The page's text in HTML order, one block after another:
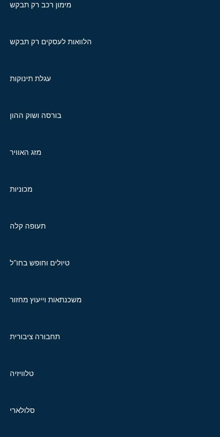
מימון רכב רק תבקש
הלוואות לעסקים רק תבקש
עגלת תינוקות
בורסה ושוק ההון
מזג האוויר
מכוניות
תעופה קלה
טיולים וחופש בחו"ל
משכנתאות וייעוץ מחזור
תחבורה ציבורית
טלוויזיה
סלולארי